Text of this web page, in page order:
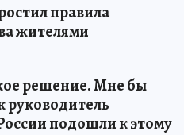
правила
жителями
решение. Мне бы
руководитель
подошли к этому